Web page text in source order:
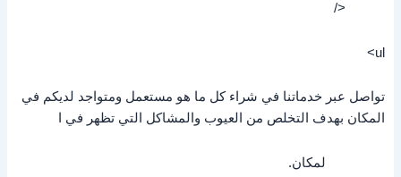
</
ul>
تواصل عبر خدماتنا في شراء كل ما هو مستعمل ومتواجد لديكم في
المكان بهدف التخلص من العيوب والمشاكل التي تظهر في ا
لمكان.